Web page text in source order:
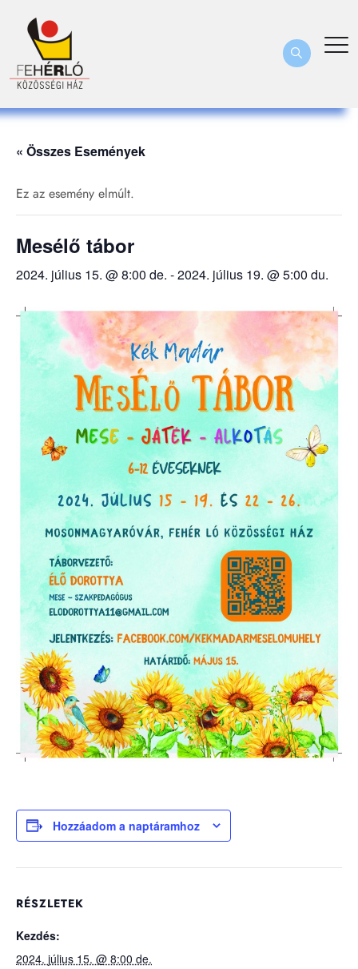
« Összes Események
Ez az esemény elmúlt.
Mesélő tábor
2024. július 15. @ 8:00 de. -2024. július 19. @ 5:00 du.
Hozzáadom a naptáramhoz
RÉSZLETEK
Kezdés:
2024. július 15. @ 8:00 de.